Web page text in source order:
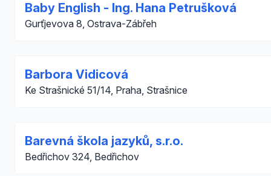
Baby English - Ing. Hana Petrušková
Gurťjevova 8, Ostrava-Zábřeh
Barbora Vidicová
Ke Strašnické 51/14, Praha, Strašnice
Barevná škola jazyků, s.r.o.
Bedřichov 324, Bedřichov